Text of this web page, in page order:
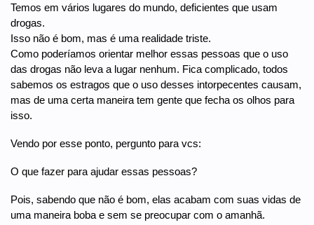
Temos em vários lugares do mundo, deficientes que usam
drogas.
Isso não é bom, mas é uma realidade triste.
Como poderíamos orientar melhor essas pessoas que o uso
das drogas não leva a lugar nenhum. Fica complicado, todos
sabemos os estragos que o uso desses intorpecentes causam,
mas de uma certa maneira tem gente que fecha os olhos para
isso.
Vendo por esse ponto, pergunto para vcs:
O que fazer para ajudar essas pessoas?
Pois, sabendo que não é bom, elas acabam com suas vidas de
uma maneira boba e sem se preocupar com o amanhã.